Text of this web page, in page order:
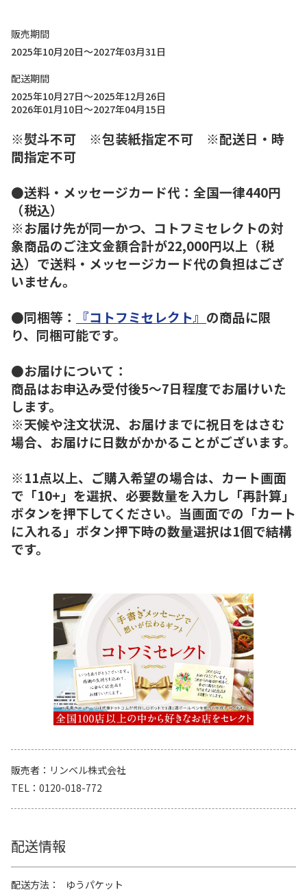
販売期間
2025年10月20日～2027年03月31日
配送期間
2025年10月27日～2025年12月26日
2026年01月10日～2027年04月15日
※熨斗不可 ※包装紙指定不可 ※配送日・時
間指定不可
●送料・メッセージカード代：全国一律440円
（税込）
※お届け先が同一かつ、コトフミセレクトの対
象商品のご注文金額合計が22,000円以上（税
込）で送料・メッセージカード代の負担はござ
いません。
●同梱等：
『コトフミセレクト』 の商品に限
り、同梱可能です。
●お届けについて：
商品はお申込み受付後5～7日程度でお届けいた
します。
※天候や注文状況、お届けまでに祝日をはさむ
場合、お届けに日数がかかることがございます。
※11点以上、ご購入希望の場合は、カート画面
で「10+」を選択、必要数量を入力し「再計算」
ボタンを押下してください。当画面での「カート
に入れる」ボタン押下時の数量選択は1個で結構
です。
販売者
リンベル株式会社
TEL
0120-018-772
配送情報
配送方法
ゆうパケット